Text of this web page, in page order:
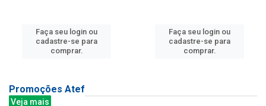
Faça seu login ou
cadastre-se para
comprar.
Faça seu login ou
cadastre-se para
comprar.
Promoções Atef
Veja mais